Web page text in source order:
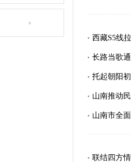
西藏S5线
长路当歌
托起朝阳
山南推动
山南市全
联结四方